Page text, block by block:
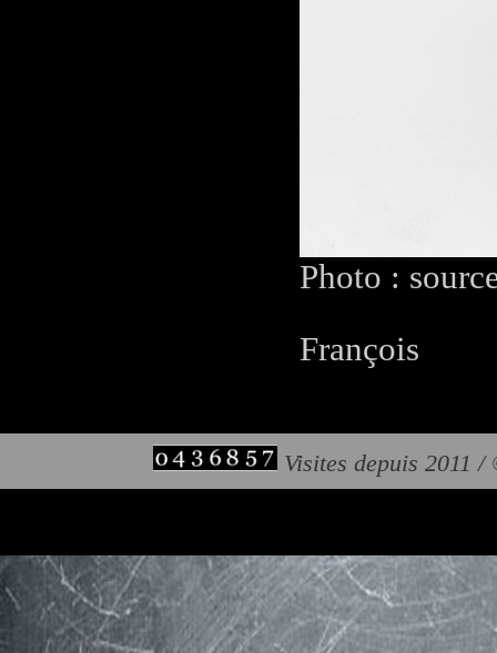
Photo :
François
Visites depuis 2011